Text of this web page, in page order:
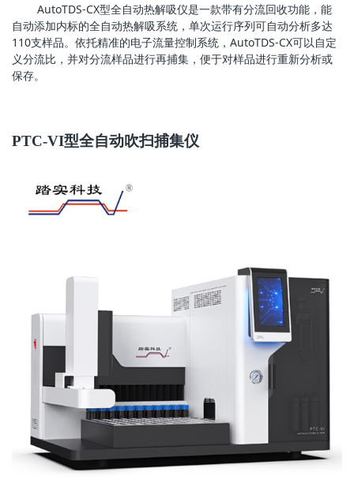
AutoTDS-CX型全自动热解吸仪是一款带有分流回收功能，能
自动添加内标的全自动热解吸系统，单次运行序列可自动分析多达
110支样品。依托精准的电子流量控制系统，AutoTDS-CX可以自定
义分流比，并对分流样品进行再捕集，便于对样品进行重新分析或
保存。
PTC-VI型全自动吹扫捕集仪